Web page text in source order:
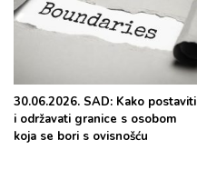
30.06.2026. SAD: Kako postaviti
i održavati granice s osobom
koja se bori s ovisnošću